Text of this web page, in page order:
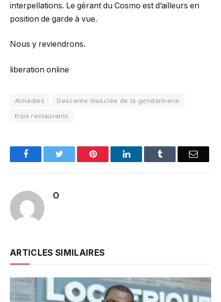
interpellations. Le gérant du Cosmo est d’ailleurs en
position de garde à vue.
Nous y reviendrons.
liberation online
Almadies
Descente musclée de la gendarmerie
trois restaurants
FacebookTwitter Pinterest LinkedInTumblr Email
O
ARTICLES SIMILAIRES